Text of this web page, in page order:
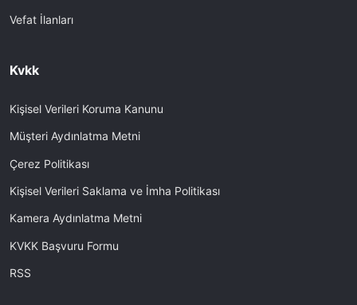
Vefat İlanları
Kvkk
Kişisel Verileri Koruma Kanunu
Müşteri Aydınlatma Metni
Çerez Politikası
Kişisel Verileri Saklama ve İmha Politikası
Kamera Aydınlatma Metni
KVKK Başvuru Formu
RSS